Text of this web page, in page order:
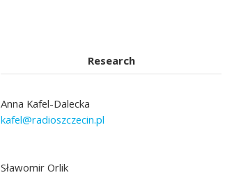
Research
Anna Kafel-Dalecka
kafel@radioszczecin.pl
Sławomir Orlik